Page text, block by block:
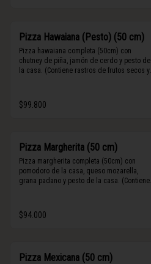
Pizza Hawaiana (Pesto) (50 cm)
Pizza hawaiana completa (50cm) con
chutney de piña, jamón de cerdo y pesto de
la casa. (Contiene rastros de frutos secos y
$99.800
Pizza Margherita (50 cm)
Pizza margherita completa (50cm) con
pomodoro de la casa, queso mozarella,
grana padano y pesto de la casa. (Contiene
$94.000
Pizza Mexicana (50 cm)